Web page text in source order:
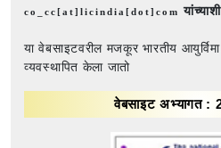
co_cc[at]licindia[dot]com
या वेबसाइटवरील मजकूर भारतीय
व्यवस्थापित केला जातो
वेबसाइट अभ्यागत :